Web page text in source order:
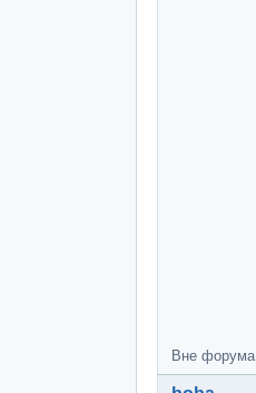
Вне форума